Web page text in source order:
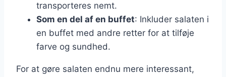
transporteres nemt.
Som en del af en buffet: Inkluder salaten i
en buffet med andre retter for at tilføje
farve og sundhed.
For at gøre salaten endnu mere interessant,